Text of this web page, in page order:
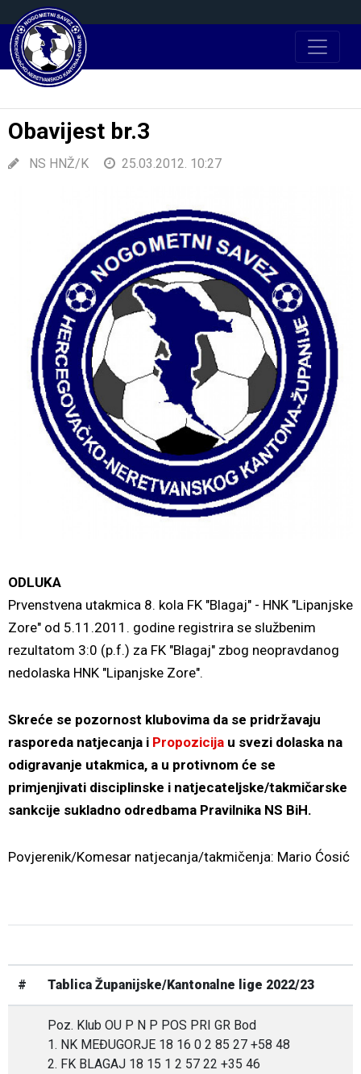
Obavijest br.3
NS HNŽ/K 25.03.2012. 10:27
ODLUKA
Prvenstvena utakmica 8. kola FK "Blagaj" - HNK "Lipanjske
Zore" od 5.11.2011. godine registrira se službenim
rezultatom 3:0 (p.f.) za FK "Blagaj" zbog neopravdanog
nedolaska HNK "Lipanjske Zore".
Skreće se pozornost klubovima da se pridržavaju
rasporeda natjecanja i Propozicija u svezi dolaska na
odigravanje utakmica, a u protivnom će se
primjenjivati disciplinske i natjecateljske/takmičarske
sankcije sukladno odredbama Pravilnika NS BiH.
Povjerenik/Komesar natjecanja/takmičenja: Mario Ćosić
# Tablica Županijske/Kantonalne lige 2022/23
Poz. Klub OU P N P POS PRI GR Bod
1. NK MEĐUGORJE 18 16 0 2 85 27 +58 48
2. FK BLAGAJ 18 15 1 2 57 22 +35 46